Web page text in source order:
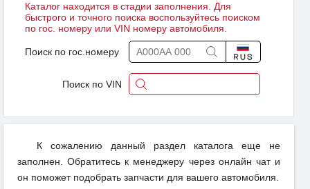
Каталог находится в стадии заполнения. Для
быстрого и точного поиска воспользуйтесь поиском
по гос. номеру или VIN номеру автомобиля.
Поиск по гос.номеру
Поиск по VIN
К сожалению данный раздел каталога еще не
заполнен. Обратитесь к менеджеру через онлайн чат и
он поможет подобрать запчасти для вашего автомобиля.